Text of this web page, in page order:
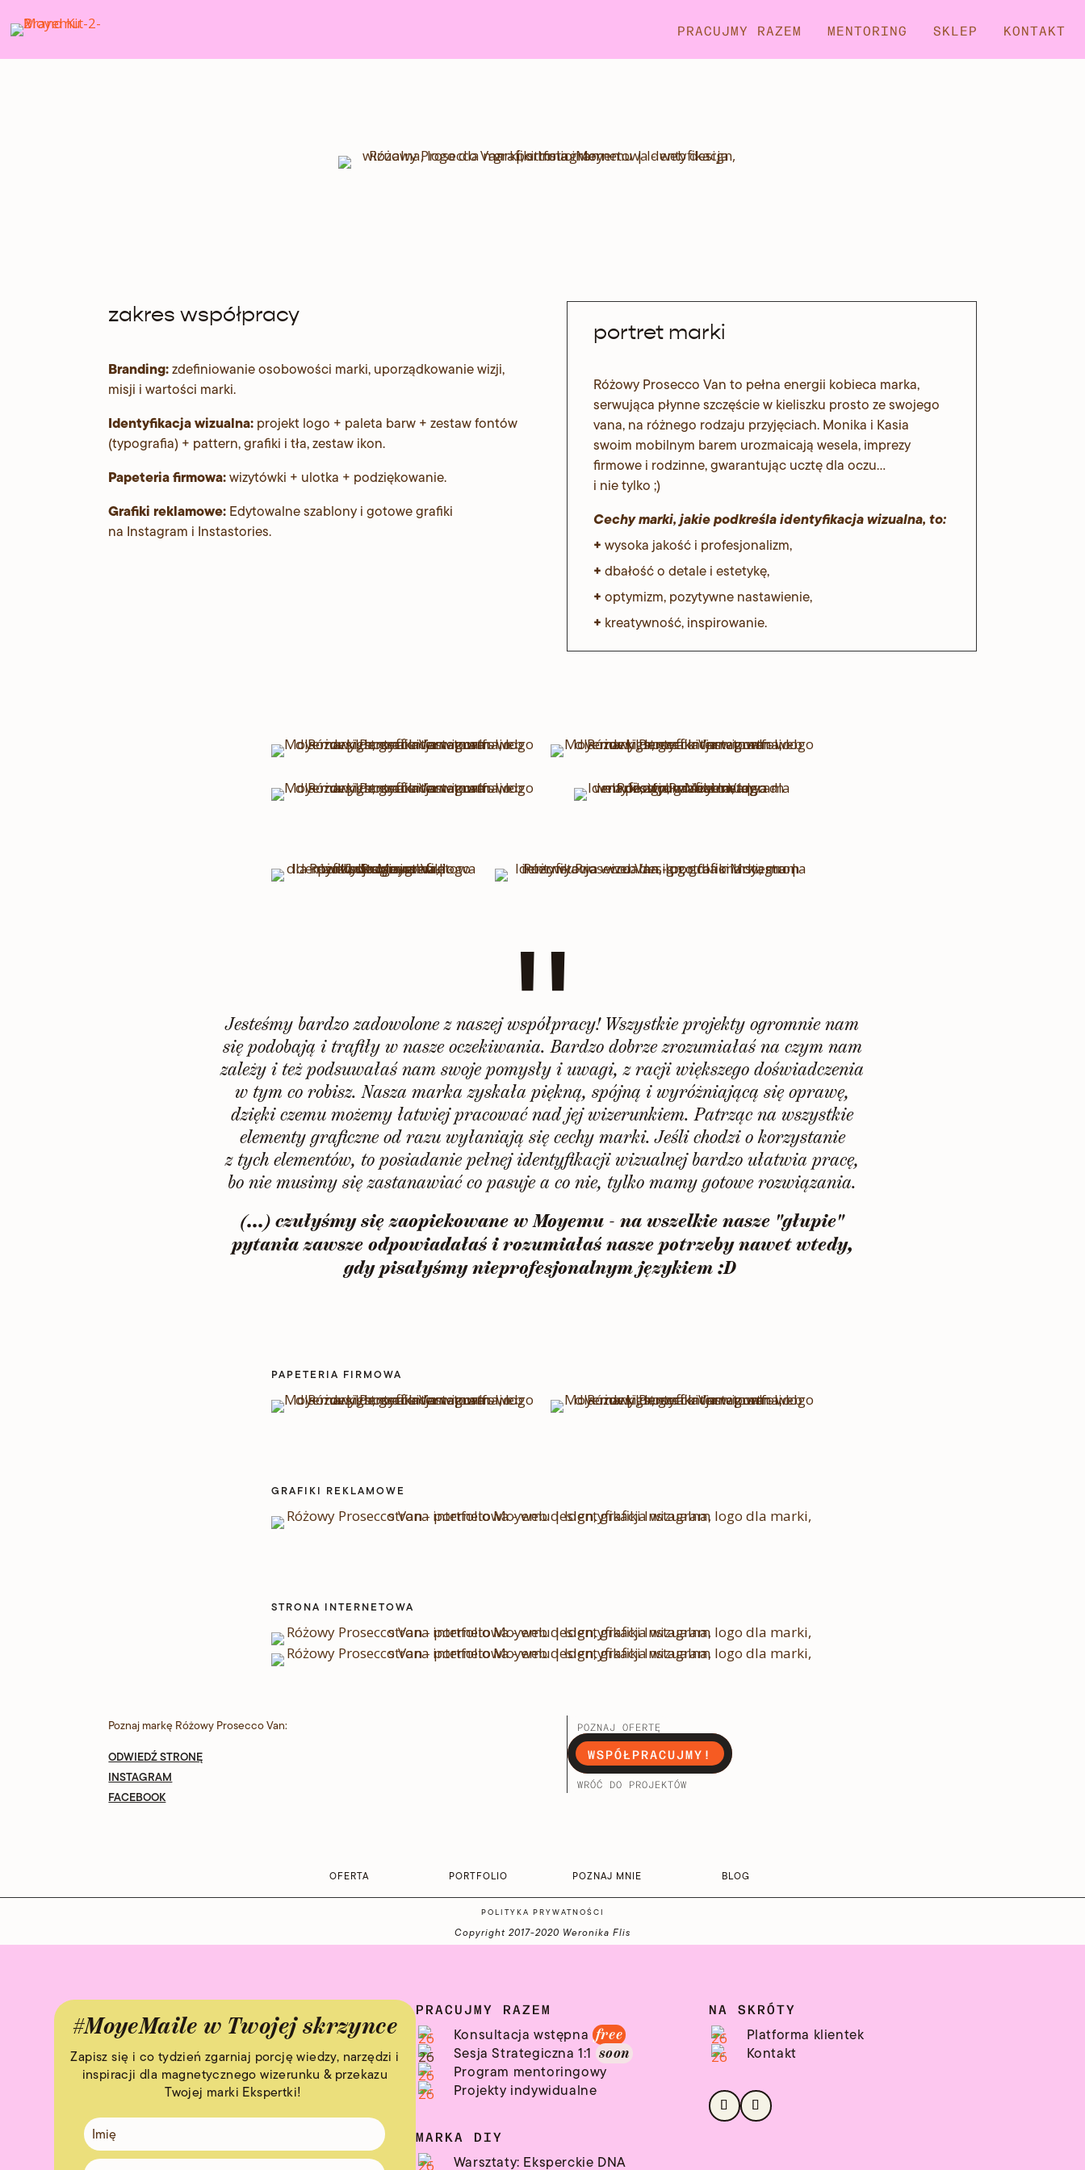
PRACUJMY RAZEM MENTORING SKLEP KONTAKT
zakres współpracy
Branding:zdefiniowanie osobowości marki, uporządkowanie wizji,
misji i wartości marki.
Identyfikacja wizualna: projekt logo + paleta barw + zestaw fontów
(typografia) + pattern, grafiki i tła, zestaw ikon.
Papeteria firmowa:wizytówki + ulotka + podziękowanie.
Grafiki reklamowe: Edytowalne szablony i gotowe grafiki
na Instagram i Instastories.
portret marki
Różowy Prosecco Van to pełna energii kobieca marka,
serwująca płynne szczęście w kieliszku prosto ze swojego
vana, na różnego rodzaju przyjęciach. Monika i Kasia
swoim mobilnym barem urozmaicają wesela, imprezy
firmowe i rodzinne, gwarantując ucztę dla oczu...
i nie tylko ;)
Cechy marki, jakie podkreśla identyfikacja wizualna, to:
+ wysoka jakość i profesjonalizm,
+ dbałość o detale i estetykę,
+ optymizm, pozytywne nastawienie,
+ kreatywność, inspirowanie.
"
Jesteśmy bardzo zadowolone z naszej współpracy! Wszystkie projekty ogromnie nam
się podobają i trafiły w nasze oczekiwania. Bardzo dobrze zrozumiałaś na czym nam
zależy i też podsuwałaś nam swoje pomysły i uwagi, z racji większego doświadczenia
w tym co robisz. Nasza marka zyskała piękną, spójną i wyróżniającą się oprawę,
dzięki czemu możemy łatwiej pracować nad jej wizerunkiem. Patrząc na wszystkie
elementy graficzne od razu wyłaniają się cechy marki. Jeśli chodzi o korzystanie
z tych elementów, to posiadanie pełnej identyfikacji wizualnej bardzo ułatwia pracę,
bo nie musimy się zastanawiać co pasuje a co nie, tylko mamy gotowe rozwiązania.
(...) czułyśmy się zaopiekowane w Moyemu - na wszelkie nasze "głupie"
pytania zawsze odpowiadałaś i rozumiałaś nasze potrzeby nawet wtedy,
gdy pisałyśmy nieprofesjonalnym językiem :D
PAPETERIA FIRMOWA
GRAFIKI REKLAMOWE
STRONA INTERNETOWA
Poznaj markę Różowy Prosecco Van:
ODWIEDŹ STRONĘ
INSTAGRAM
FACEBOOK
POZNAJ OFERTĘ
WSPÓŁPRACUJMY!
WRÓĆ DO PROJEKTÓW
OFERTA PORTFOLIO POZNAJ MNIE BLOG
POLITYKA PRYWATNOŚCI
Copyright 2017-2020 Weronika Flis
#MoyeMaile w Twojej skrzynce
Zapisz się i co tydzień zgarniaj porcję wiedzy, narzędzi i
inspiracji dla magnetycznego wizerunku & przekazu
Twojej marki Ekspertki!
PRACUJMY RAZEM
Konsultacja wstępna free
Sesja Strategiczna 1:1 soon
Program mentoringowy
Projekty indywidualne
MARKA DIY
Warsztaty: Eksperckie DNA
NA SKRÓTY
Platforma klientek
Kontakt